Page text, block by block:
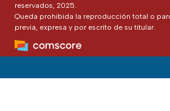
reservados, 2025.
Queda prohibida la reproducción total o
previa, expresa y por escrito de su titular.